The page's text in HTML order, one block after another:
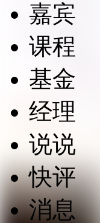
嘉宾
课程
基金
经理
说说
快评
消息